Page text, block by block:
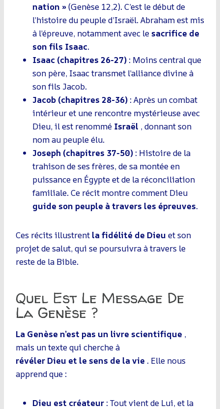
nation »(Genèse 12,2). C’est le début de
l’histoire du peuple d’Israël. Abraham est mis
à l’épreuve, notamment avec le sacrifice de
son fils Isaac.
Isaac (chapitres 26-27) : Moins central que
son père, Isaac transmet l’alliance divine à
son fils Jacob.
Jacob (chapitres 28-36) : Après un combat
intérieur et une rencontre mystérieuse avec
Dieu, il est renommé Israël , donnant son
nom au peuple élu.
Joseph (chapitres 37-50) : Histoire de la
trahison de ses frères, de sa montée en
puissance en Égypte et de la réconciliation
familiale. Ce récit montre comment Dieu
guide son peuple à travers les épreuves.
Ces récits illustrentla fidélité de Dieu et son
projet de salut, qui se poursuivra à travers le
reste de la Bible.
Quel Est Le Message De
La Genèse ?
La Genèse n’est pas un livre scientifique ,
mais un texte qui cherche à
révéler Dieu et le sens de la vie . Elle nous
apprend que :
Dieu est créateur : Tout vient de Lui, et la